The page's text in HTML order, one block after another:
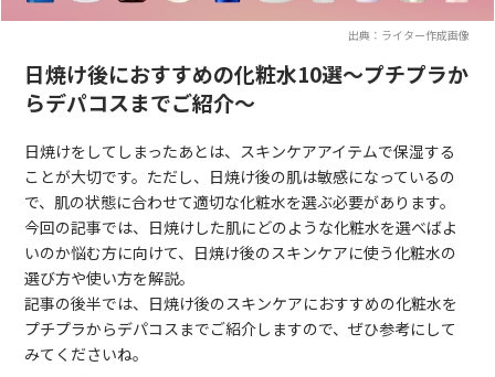
出典：ライター作成画像
日焼け後におすすめの化粧水10選～プチプラか
らデパコスまでご紹介～
日焼けをしてしまったあとは、スキンケアアイテムで保湿する
ことが大切です。ただし、日焼け後の肌は敏感になっているの
で、肌の状態に合わせて適切な化粧水を選ぶ必要があります。
今回の記事では、日焼けした肌にどのような化粧水を選べばよ
いのか悩む方に向けて、日焼け後のスキンケアに使う化粧水の
選び方や使い方を解説。
記事の後半では、日焼け後のスキンケアにおすすめの化粧水を
プチプラからデパコスまでご紹介しますので、ぜひ参考にして
みてくださいね。